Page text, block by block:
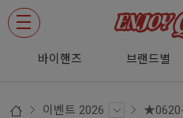
바이핸즈 브랜드별
이벤트 2026